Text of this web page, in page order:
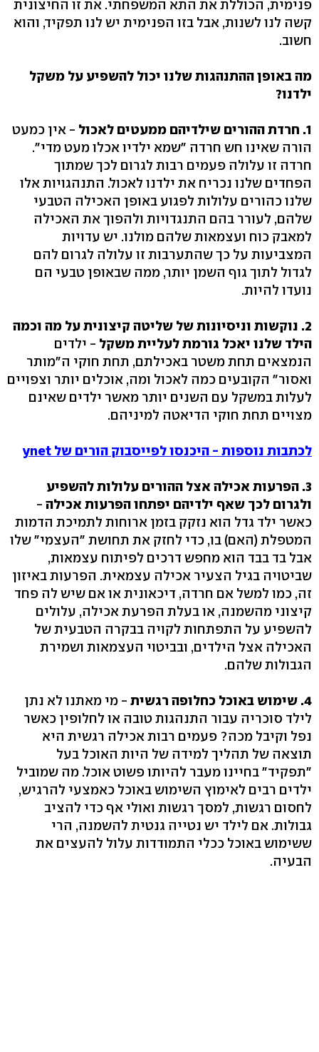
פנימית, הכוללת את התא המשפחתי. את זו החיצונית
קשה לנו לשנות, אבל בזו הפנימית יש לנו תפקיד, והוא
חשוב.
מה באופן ההתנהגות שלנו יכול להשפיע על משקל
ילדנו?
1. חרדת ההורים שילדיהם ממעטים לאכול
- אין כמעט
הורה שאינו חש חרדה "שמא ילדיו אכלו מעט מדי".
חרדה זו עלולה פעמים רבות לגרום לכך שמתוך
הפחדים שלנו נכריח את ילדנו לאכול. התנהגויות אלו
שלנו כהורים עלולות לפגוע באופן האכילה הטבעי
שלהם, לעורר בהם התנגדויות ולהפוך את האכילה
למאבק כוח ועצמאות שלהם מולנו. יש עדויות
המצביעות על כך שהתערבות זו עלולה לגרום להם
לגדול לתוך גוף השמן יותר, ממה שבאופן טבעי הם
נועדו להיות.
2. נוקשות וניסיונות של שליטה קיצונית על מה וכמה
הילד שלנו יאכל גורמת לעליית משקל - ילדים
הנמצאים תחת משטר באכילתם, תחת חוקי ה"מותר
ואסור" הקובעים כמה לאכול ומה, אוכלים יותר וצפויים
לעלות במשקל עם השנים יותר מאשר ילדים שאינם
מצויים תחת חוקי הדיאטה למיניהם.
לכתבות נוספות - היכנסו לפייסבוק הורים של ynet
3. הפרעות אכילה אצל ההורים עלולות להשפיע
ולגרום לכך שאף ילדיהם יפתחו הפרעות אכילה -
כאשר ילד גדל הוא נזקק בזמן ארוחות לתמיכת הדמות
המטפלת (האם) בו, כדי לחזק את תחושת "העצמי" שלו
אבל בד בבד הוא מחפש דרכים לפיתוח עצמאות,
שביטויה בגיל הצעיר אכילה עצמאית. הפרעות באיזון
זה, כמו למשל אם חרדה, דיכאונית או אם שיש לה פחד
קיצוני מהשמנה, או בעלת הפרעת אכילה, עלולים
להשפיע על התפתחות לקויה בבקרה הטבעית של
האכילה אצל הילדים, ובביטוי העצמאות ושמירת
הגבולות שלהם.
4. שימוש באוכל כחלופה רגשית
- מי מאתנו לא נתן
לילד סוכריה עבור התנהגות טובה או לחלופין כאשר
נפל וקיבל מכה? פעמים רבות אכילה רגשית היא
תוצאה של תהליך למידה של היות האוכל בעל
"תפקיד" בחיינו מעבר להיותו פשוט אוכל. מה שמוביל
ילדים רבים לאימוץ השימוש באוכל כאמצעי להרגיש,
לחסום רגשות, למסך רגשות ואולי אף כדי להציב
גבולות. אם לילד יש נטייה גנטית להשמנה, הרי
ששימוש באוכל ככלי התמודדות עלול להעצים את
הבעיה.